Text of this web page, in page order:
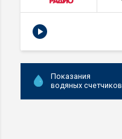
Показания
водяных счетчиков